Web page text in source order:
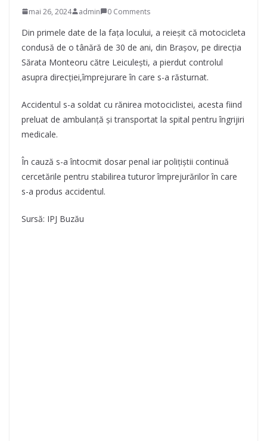
mai 26, 2024 admin 0 Comments
Din primele date de la fața locului, a reieșit că motocicleta
condusă de o tânără de 30 de ani, din Brașov, pe direcția
Sărata Monteoru către Leiculești, a pierdut controlul
asupra direcției,împrejurare în care s-a răsturnat.
Accidentul s-a soldat cu rănirea motociclistei, acesta fiind
preluat de ambulanță și transportat la spital pentru îngrijiri
medicale.
În cauză s-a întocmit dosar penal iar polițiștii continuă
cercetările pentru stabilirea tuturor împrejurărilor în care
s-a produs accidentul.
Sursă: IPJ Buzău